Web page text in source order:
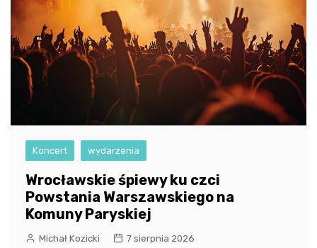
Koncert wydarzenia
Wrocławskie śpiewy ku czci
Powstania Warszawskiego na
Komuny Paryskiej
Michał Kozicki 7 sierpnia 2026